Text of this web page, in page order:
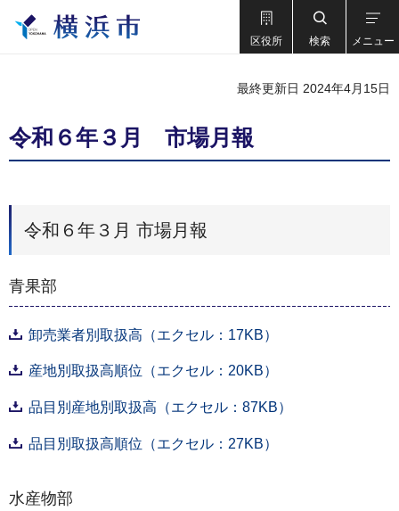
区役所 検索 メニュー
最終更新日 2024年4月15日
令和６年３月 市場月報
令和６年３月 市場月報
青果部
卸売業者別取扱高（エクセル：17KB）
産地別取扱高順位（エクセル：20KB）
品目別産地別取扱高（エクセル：87KB）
品目別取扱高順位（エクセル：27KB）
水産物部